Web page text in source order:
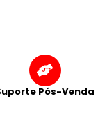
Pós-Venda